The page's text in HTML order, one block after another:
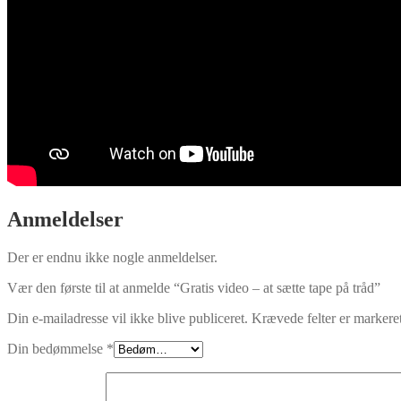
Anmeldelser
Der er endnu ikke nogle anmeldelser.
Vær den første til at anmelde “Gratis video – at sætte tape på tråd”
Din e-mailadresse vil ikke blive publiceret. Krævede felter er
Din bedømmelse *